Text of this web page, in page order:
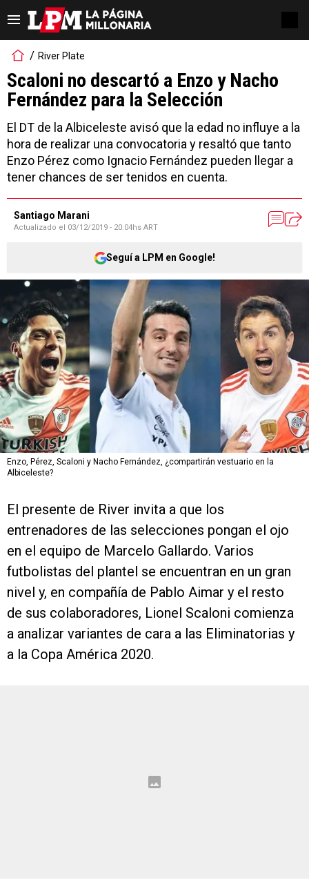
River Plate
Scaloni no descartó a Enzo y Nacho
Fernández para la Selección
El DT de la Albiceleste avisó que la edad no influye a la
hora de realizar una convocatoria y resaltó que tanto
Enzo Pérez como Ignacio Fernández pueden llegar a
tener chances de ser tenidos en cuenta.
Santiago Marani
Actualizado el 03/12/2019 - 20:04hs ART
Seguí a LPM en Google!
Enzo, Pérez, Scaloni y Nacho Fernández, ¿compartirán vestuario en la
Albiceleste?
El presente de River invita a que los
entrenadores de las selecciones pongan el ojo
en el equipo de Marcelo Gallardo. Varios
futbolistas del plantel se encuentran en un gran
nivel y, en compañía de Pablo Aimar y el resto
de sus colaboradores, Lionel Scaloni comienza
a analizar variantes de cara a las Eliminatorias y
a la Copa América 2020.